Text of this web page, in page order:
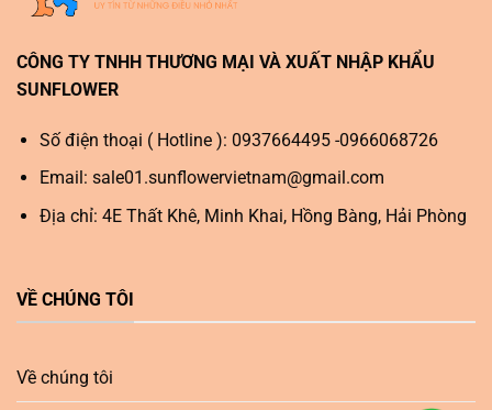
CÔNG TY TNHH THƯƠNG MẠI VÀ XUẤT NHẬP KHẨU
SUNFLOWER
Số điện thoại ( Hotline ): 0937664495 -0966068726
Email: sale01.sunflowervietnam@gmail.com
Địa chỉ: 4E Thất Khê, Minh Khai, Hồng Bàng, Hải Phòng
VỀ CHÚNG TÔI
Về chúng tôi